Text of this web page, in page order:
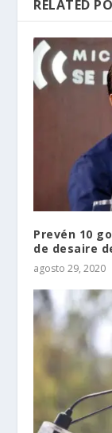
RELATED
Prevén 10
de desaire
agosto 29, 2020